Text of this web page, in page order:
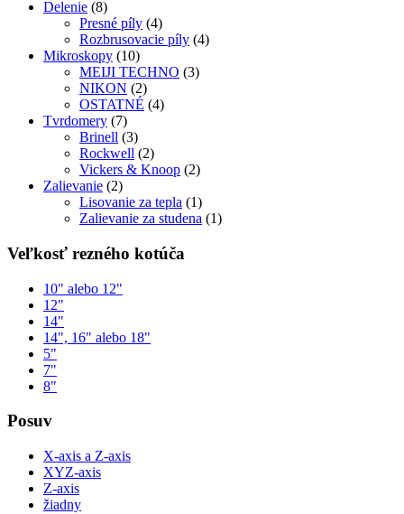
Delenie (8)
Presné píly (4)
Rozbrusovacie píly (4)
Mikroskopy (10)
MEIJI TECHNO (3)
NIKON (2)
OSTATNÉ (4)
Tvrdomery (7)
Brinell (3)
Rockwell (2)
Vickers & Knoop (2)
Zalievanie (2)
Lisovanie za tepla (1)
Zalievanie za studena (1)
Veľkosť rezného kotúča
10" alebo 12"
12"
14"
14", 16" alebo 18"
5"
7"
8"
Posuv
X-axis a Z-axis
XYZ-axis
Z-axis
žiadny